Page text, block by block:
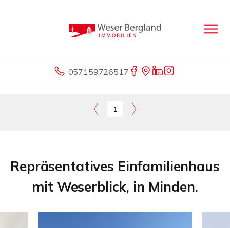
057159726517
1
Repräsentatives Einfamilienhaus
mit Weserblick, in Minden.